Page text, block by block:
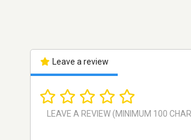
Leave a review